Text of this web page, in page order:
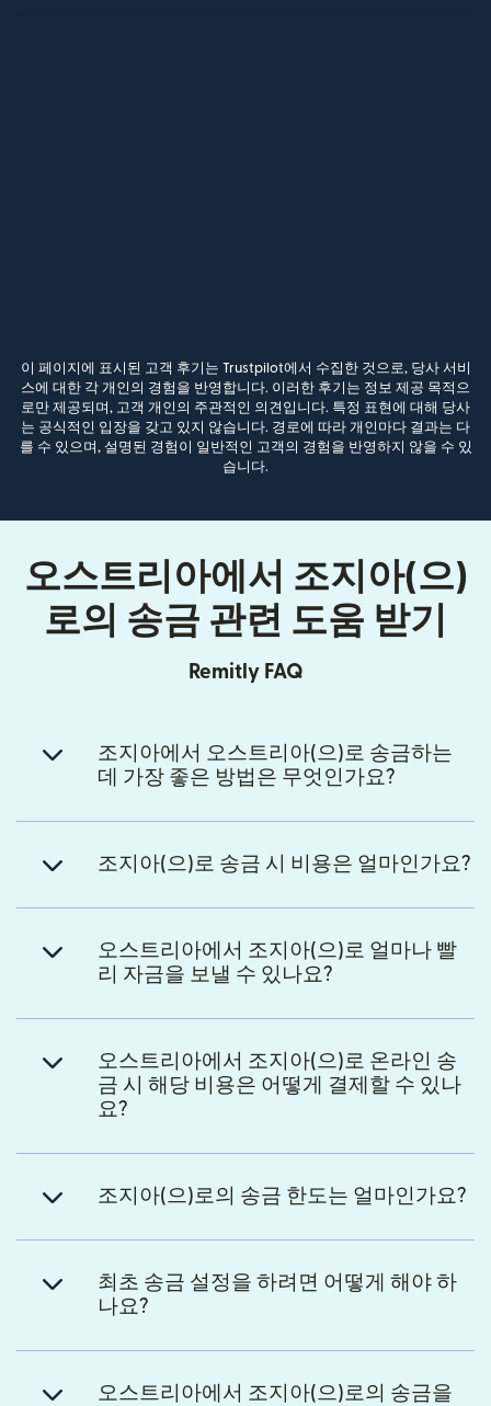
이 페이지에 표시된 고객 후기는 Trustpilot에서 수집한 것으로, 당사 서비
스에 대한 각 개인의 경험을 반영합니다. 이러한 후기는 정보 제공 목적으
로만 제공되며, 고객 개인의 주관적인 의견입니다. 특정 표현에 대해 당사
는 공식적인 입장을 갖고 있지 않습니다. 경로에 따라 개인마다 결과는 다
를 수 있으며, 설명된 경험이 일반적인 고객의 경험을 반영하지 않을 수 있
습니다.
오스트리아에서 조지아(으)
로의 송금 관련 도움 받기
Remitly FAQ
조지아에서 오스트리아(으)로 송금하는
데 가장 좋은 방법은 무엇인가요?
조지아(으)로 송금 시 비용은 얼마인가요?
오스트리아에서 조지아(으)로 얼마나 빨
리 자금을 보낼 수 있나요?
오스트리아에서 조지아(으)로 온라인 송
금 시 해당 비용은 어떻게 결제할 수 있나
요?
조지아(으)로의 송금 한도는 얼마인가요?
최초 송금 설정을 하려면 어떻게 해야 하
나요?
오스트리아에서 조지아(으)로의 송금을